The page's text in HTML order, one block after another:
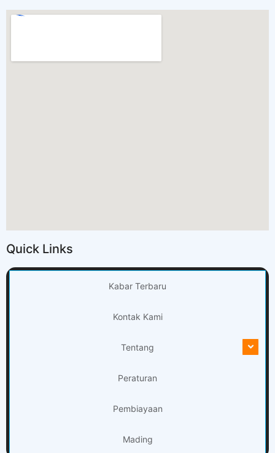
Quick Links
Kabar Terbaru
Kontak Kami
Tentang
Peraturan
Pembiayaan
Mading